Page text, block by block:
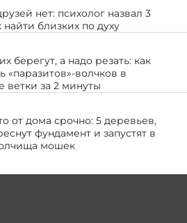
нет: психолог назвал 3
найти близких по духу
берегут, а надо резать: как
«паразитов»-волчков в
ветки за 2 минуты
от дома срочно: 5 деревьев,
фундамент и запустят в
мошек